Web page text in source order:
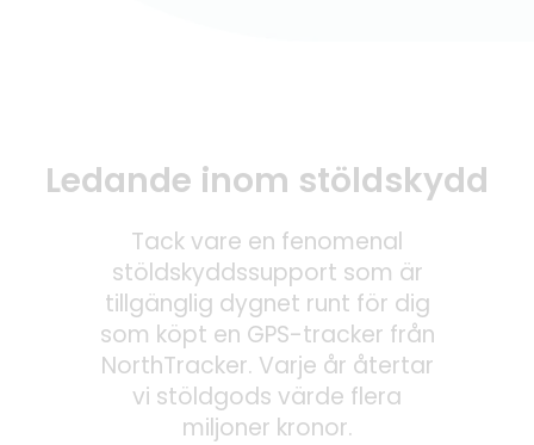
Ledande inom stöldskydd
Tack vare en fenomenal
stöldskyddssupport som är
tillgänglig dygnet runt för dig
som köpt en GPS-tracker från
NorthTracker. Varje år återtar
vi stöldgods värde flera
miljoner kronor.